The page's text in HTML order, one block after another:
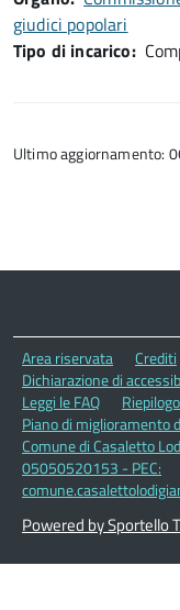
giudici popolari
Tipo di incarico
Ultimo aggiornamento:
Area riservata Crediti
Dichiarazione di
Leggi le FAQ
Piano di miglioramento
Comune di Casaletto
05050520153 - PEC:
Powered by Sportello